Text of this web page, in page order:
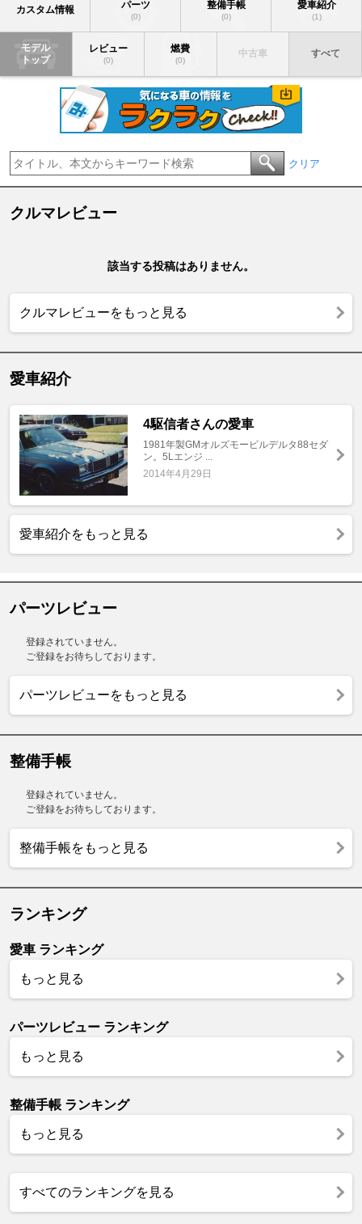
カスタム情報 パーツ
(0)
整備手帳
(0)
愛車紹介
(1)
モデル
トップ
レビュー
(0)
燃費
(0)
中古車 すべて
クリア
クルマレビュー
該当する投稿はありません。
クルマレビューをもっと見る
愛車紹介
4駆信者さんの愛車
1981年製GMオルズモービルデルタ88セダ
ン。5Lエンジ ...
2014年4月29日
愛車紹介をもっと見る
パーツレビュー
登録されていません。
ご登録をお待ちしております。
パーツレビューをもっと見る
整備手帳
登録されていません。
ご登録をお待ちしております。
整備手帳をもっと見る
ランキング
愛車 ランキング
もっと見る
パーツレビュー ランキング
もっと見る
整備手帳 ランキング
もっと見る
すべてのランキングを見る